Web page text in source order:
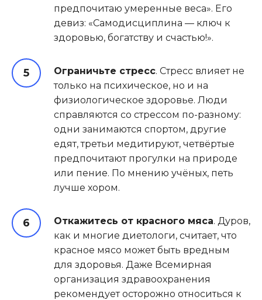
предпочитаю умеренные веса». Его
девиз: «Самодисциплина — ключ к
здоровью, богатству и счастью!».
Ограничьте стресс. Стресс влияет не
только на психическое, но и на
физиологическое здоровье. Люди
справляются со стрессом по-разному:
одни занимаются спортом, другие
едят, третьи медитируют, четвёртые
предпочитают прогулки на природе
или пение. По мнению учёных, петь
лучше хором.
Откажитесь от красного мяса. Дуров,
как и многие диетологи, считает, что
красное мясо может быть вредным
для здоровья. Даже Всемирная
организация здравоохранения
рекомендует осторожно относиться к